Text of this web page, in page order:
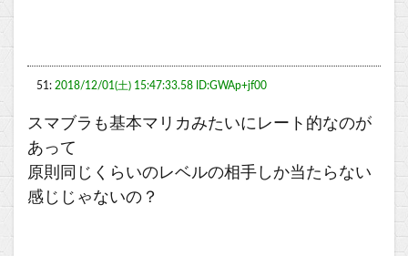
51: 2018/12/01(土) 15:47:33.58 ID:GWAp+jf00
スマブラも基本マリカみたいにレート的なのが
あって
原則同じくらいのレベルの相手しか当たらない
感じじゃないの？